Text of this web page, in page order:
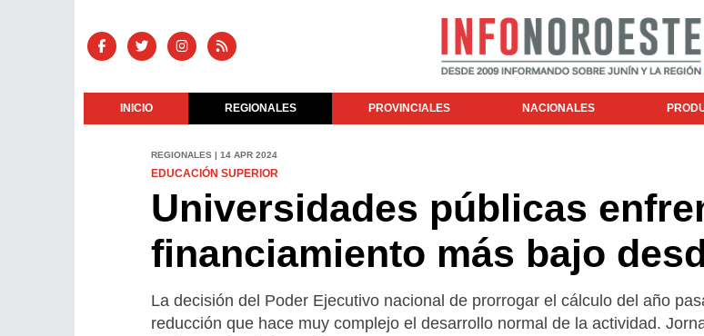
INICIO REGIONALES PROVINCIALES NACIONALES
REGIONALES | 14 APR 2024
EDUCACIÓN SUPERIOR
Universidades públicas
financiamiento más bajo
La decisión del Poder Ejecutivo nacional de prorrogar el cálculo del año
reducción que hace muy complejo el desarrollo normal de la actividad.